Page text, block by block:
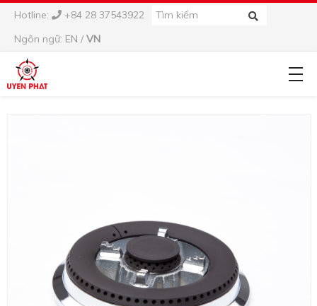
Hotline:
+84 28 37543922
Ngôn ngữ: EN / VN